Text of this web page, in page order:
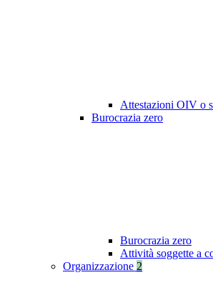
Attestazioni OIV o
Burocrazia zero
Burocrazia zero
Attività soggette a
Organizzazione 2